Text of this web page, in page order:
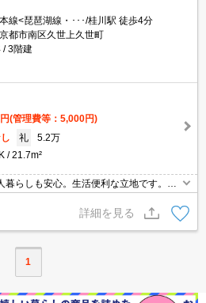
線<琵琶湖線・･･･/桂川駅 徒歩4分
都市南区久世上久世町
3階建
(管理費等：5,000円)
礼
5.2万
21.7m²
暮らしも安心。生活便利な立地です。オ
筋コンクリート造りのマンションです。
を!。更新料なし。敷金なし。駅前生活が
詳細を見る
1